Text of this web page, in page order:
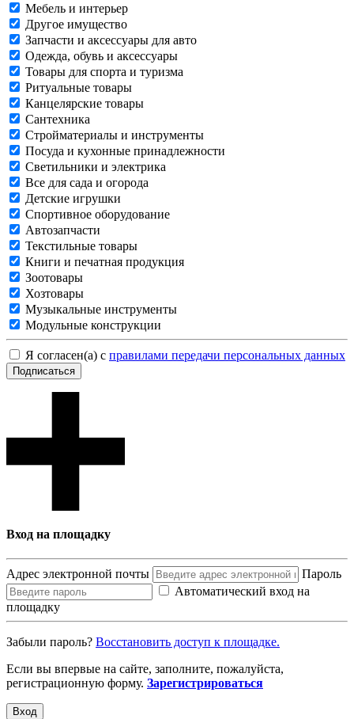
Мебель и интерьер
Другое имущество
Запчасти и аксессуары для авто
Одежда, обувь и аксессуары
Товары для спорта и туризма
Ритуальные товары
Канцелярские товары
Сантехника
Стройматериалы и инструменты
Посуда и кухонные принадлежности
Светильники и электрика
Все для сада и огорода
Детские игрушки
Спортивное оборудование
Автозапчасти
Текстильные товары
Книги и печатная продукция
Зоотовары
Хозтовары
Музыкальные инструменты
Модульные конструкции
Я согласен(а) с правилами передачи персональных данных
Подписаться
Вход на площадку
Адрес электронной почты
Пароль
Автоматический вход на
площадку
Забыли пароль? Восcтановить доступ к площадке.
Если вы впервые на сайте, заполните, пожалуйста,
регистрационную форму. Зарегистрироваться
Вход